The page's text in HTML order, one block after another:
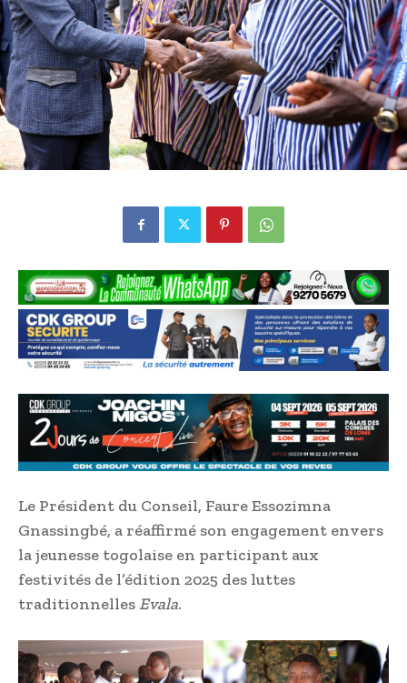
Le Président du Conseil, Faure Essozimna
Gnassingbé, a réaffirmé son engagement envers
la jeunesse togolaise en participant aux
festivités de l’édition 2025 des luttes
traditionnelles Evala.